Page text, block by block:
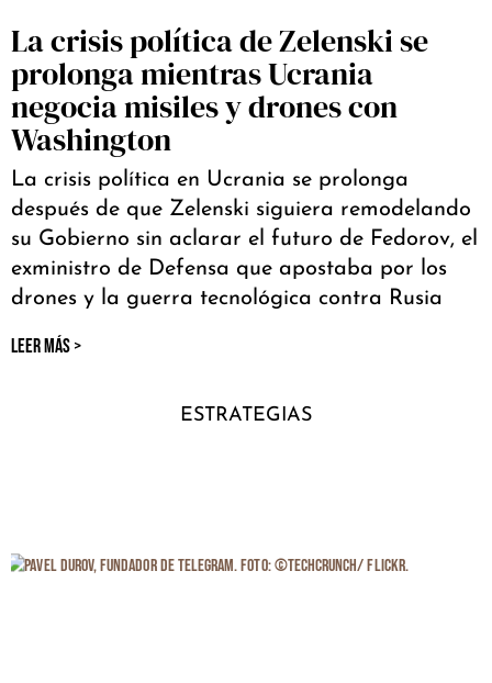
La crisis política de Zelenski se
prolonga mientras Ucrania
negocia misiles y drones con
Washington
La crisis política en Ucrania se prolonga
después de que Zelenski siguiera remodelando
su Gobierno sin aclarar el futuro de Fedorov, el
exministro de Defensa que apostaba por los
drones y la guerra tecnológica contra Rusia
LEER MÁS >
ESTRATEGIAS